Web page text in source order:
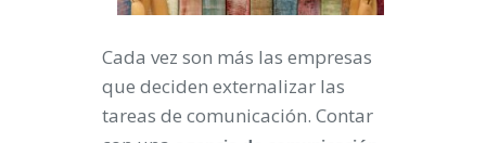
Cada vez son más las empresas
que deciden externalizar las
tareas de comunicación. Contar